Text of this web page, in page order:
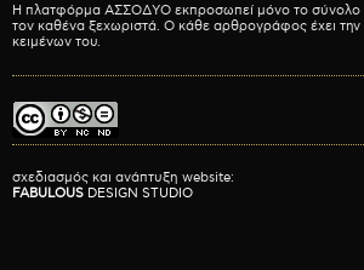
Η πλατφόρμα ΑΣΣΟΔΥΟ εκπροσωπεί μόνο το σύνολο
τον καθένα ξεχωριστά. Ο κάθε αρθρογράφος έχει την
κειμένων του.
σχεδιασμός και ανάπτυξη website:
FABULOUS DESIGN STUDIO